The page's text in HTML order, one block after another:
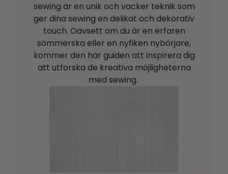
sewing är en unik och vacker teknik som
ger dina sewing en delikat och dekorativ
touch. Oavsett om du är en erfaren
sömmerska eller en nyfiken nybörjare,
kommer den här guiden att inspirera dig
att utforska de kreativa möjligheterna
med sewing.